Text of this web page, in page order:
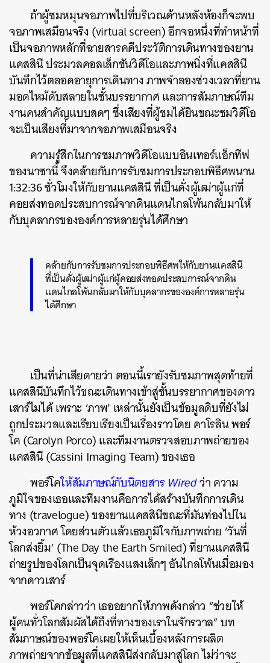
ถ้าผู้ชมหมุนจอภาพไปที่บริเวณด้านหลังห้องก็จะพบ
จอภาพเสมือนจริง (virtual screen) อีกจอหนึ่งที่ทำหน้าที่
เป็นจอภาพหลักที่ฉายสารคดีประวัติการเดินทางของยาน
แคสสินี ประมวลคอลเล็กชันวิดีโอและภาพนิ่งที่แคสสินี
บันทึกไว้ตลอดอายุการเดินทาง ภาพจำลองช่วงเวลาที่ยาน
มอดไหม้ดับสลายในชั้นบรรยากาศ และการสัมภาษณ์ทีม
งานคนสำคัญแบบสดๆ ซึ่งเสียงที่ผู้ชมได้ยินขณะชมวิดีโอ
จะเป็นเสียงที่มาจากจอภาพเสมือนจริง
ความรู้สึกในการชมภาพวิดีโอแบบอินเทอร์แอ็กทีฟ
ของนาซานี้ จึงคล้ายกับการรับชมการประกอบพิธีศพนาน
1:32:36 ชั่วโมงให้กับยานแคสสินี ที่เป็นดั่งผู้เฒ่าผู้แก่ที่
คอยส่งทอดประสบการณ์จากดินแดนไกลโพ้นกลับมาให้
กับบุคลากรขององค์การหลายรุ่นได้ศึกษา
คล้ายกับการรับชมการประกอบพิธีศพให้กับยานแคสสินี
ที่เป็นดั่งผู้เฒ่าผู้แก่ผู้คอยส่งทอดประสบการณ์จากดิน
แดนไกลโพ้นกลับมาให้กับบุคลากรขององค์การหลายรุ่น
ได้ศึกษา
เป็นที่น่าเสียดายว่า ตอนนี้เรายังรับชมภาพสุดท้ายที่
แคสสินีบันทึกไว้ขณะเดินทางเข้าสู่ชั้นบรรยากาศของดาว
เสาร์ไมได้ เพราะ ‘ภาพ’ เหล่านั้นยังเป็​นข้อมูลดิบที่ยังไม่
ถูกประมวลและเรียบเรียงเป็นเรื่องราวโดย คาโรลิน พอร์
โค (Carolyn Porco) และทีมงานตรวจสอบภาพถ่ายของ
แคสสินี (Cassini Imaging Team) ของเธอ
พอร์โคให้สัมภาษณ์กับนิตยสารWiredว่า ความ
ภูมิใจของเธอและทีมงานคือการได้สร้างบันทึกการเดิน
ทาง (travelogue) ของยานแคสสินีขณะที่มันท่องไปใน
ห้วงอวกาศ โดยส่วนตัวแล้วเธอภูมิใจกับภาพถ่าย ‘วันที่
โลกส่งยิ้ม’​ (The Day the Earth Smiled) ที่ยานแคสสินี
ถ่ายรูปของโลกเป็นจุดเรืองแสงเล็กๆ อันไกลโพ้นเมื่อมอง
จากดาวเสาร์
พอร์โคกล่าวว่า เธออยากให้ภาพดังกล่าว “ช่วยให้
ผู้คนทั่วโลกสัมผัสได้ถึงที่ทางของเราในจักรวาล” บท
สัมภาษณ์ของพอร์โคเผยให้เห็นเบื้องหลังการผลิต
ภาพถ่ายจากข้อมูลที่แคสสินีส่งกลับมาสู่โลก ไม่ว่าจะ